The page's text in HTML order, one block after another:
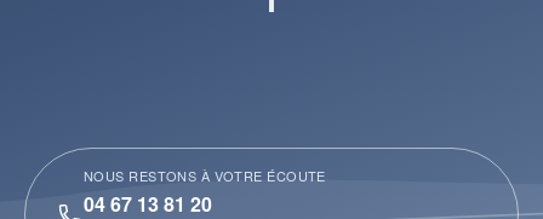
NOUS RESTONS À VOTRE ÉCOUTE
04 67 13 81 20